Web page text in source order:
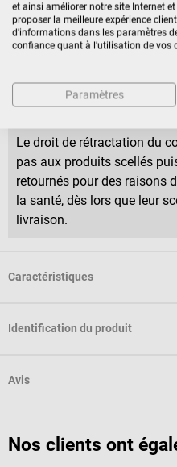
1 source lumineuse LED
1 loupe à clipser
Ce produit ne peut être ni
Le droit de rétractation du
pas aux produits scellés
retournés pour des raisons
la santé, dès lors que leur
livraison.
Caractéristiques
Identification du produit
Avis
Nos clients ont
et ainsi améliorer notre site Internet
proposer la meilleure expérience
d'informations dans les paramètres
confiance quant à l'utilisation de vos
Paramètres